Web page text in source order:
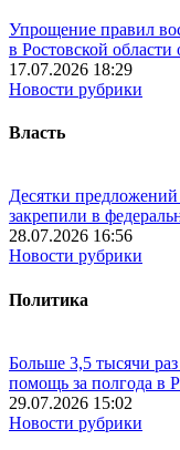
Упрощение правил
в Ростовской
17.07.2026 18:29
Новости рубрики
Власть
Десятки предложений
закрепили в
28.07.2026 16:56
Новости рубрики
Политика
Больше 3,5 тысячи
помощь за полгода в
29.07.2026 15:02
Новости рубрики